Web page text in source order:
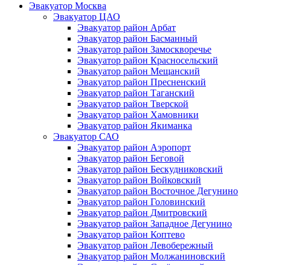
Эвакуатор Москва
Эвакуатор ЦАО
Эвакуатор район Арбат
Эвакуатор район Басманный
Эвакуатор район Замоскворечье
Эвакуатор район Красносельский
Эвакуатор район Мещанский
Эвакуатор район Пресненский
Эвакуатор район Таганский
Эвакуатор район Тверской
Эвакуатор район Хамовники
Эвакуатор район Якиманка
Эвакуатор САО
Эвакуатор район Аэропорт
Эвакуатор район Беговой
Эвакуатор район Бескудниковский
Эвакуатор район Войковский
Эвакуатор район Восточное Дегунино
Эвакуатор район Головинский
Эвакуатор район Дмитровский
Эвакуатор район Западное Дегунино
Эвакуатор район Коптево
Эвакуатор район Левобережный
Эвакуатор район Молжаниновский